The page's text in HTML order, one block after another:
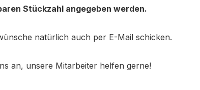
Stückzahl angegeben werden.
natürlich auch per E-Mail schicken.
an, unsere Mitarbeiter helfen gerne!